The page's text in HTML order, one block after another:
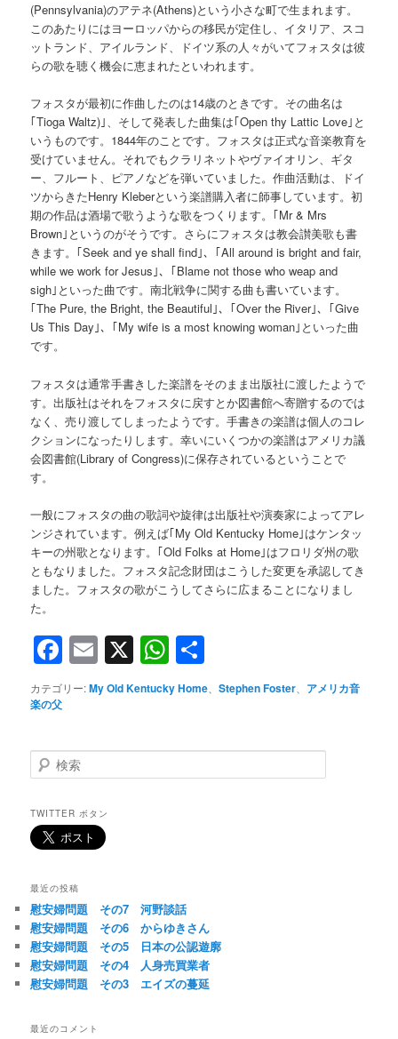
(Pennsylvania)のアテネ(Athens)という小さな町で生まれます。
このあたりにはヨーロッパからの移民が定住し、イタリア、スコ
ットランド、アイルランド、ドイツ系の人々がいてフォスタは彼
らの歌を聴く機会に恵まれたといわれます。
フォスタが最初に作曲したのは14歳のときです。その曲名は
｢Tioga Waltz)｣、そして発表した曲集は｢Open thy Lattic Love｣と
いうものです。1844年のことです。フォスタは正式な音楽教育を
受けていません。それでもクラリネットやヴァイオリン、ギタ
ー、フルート、ピアノなどを弾いていました。作曲活動は、ドイ
ツからきたHenry Kleberという楽譜購入者に師事しています。初
期の作品は酒場で歌うような歌をつくります。｢Mr & Mrs
Brown｣というのがそうです。さらにフォスタは教会讃美歌も書
きます。｢Seek and ye shall find｣、｢All around is bright and fair,
while we work for Jesus｣、｢Blame not those who weap and
sigh｣といった曲です。南北戦争に関する曲も書いています。
｢The Pure, the Bright, the Beautiful｣、｢Over the River｣、｢Give
Us This Day｣、｢My wife is a most knowing woman｣といった曲
です。
フォスタは通常手書きした楽譜をそのまま出版社に渡したようで
す。出版社はそれをフォスタに戻すとか図書館へ寄贈するのでは
なく、売り渡してしまったようです。手書きの楽譜は個人のコレ
クションになったりします。幸いにいくつかの楽譜はアメリカ議
会図書館(Library of Congress)に保存されているということで
す。
一般にフォスタの曲の歌詞や旋律は出版社や演奏家によってアレ
ンジされています。例えば｢My Old Kentucky Home｣はケンタッ
キーの州歌となります。｢Old Folks at Home｣はフロリダ州の歌
ともなりました。フォスタ記念財団はこうした変更を承認してき
ました。フォスタの歌がこうしてさらに広まることになりまし
た。
Facebook
Email
X WhatsApp
有
カテゴリー:My Old Kentucky Home 、Stephen Foster
アメリカ音
楽の父
検
索
TWITTER ボタン
最近の投稿
慰安婦問題 その7 河野談話
慰安婦問題 その6 からゆきさん
慰安婦問題 その5 日本の公認遊廓
慰安婦問題 その4 人身売買業者
慰安婦問題 その3 エイズの蔓延
最近のコメント